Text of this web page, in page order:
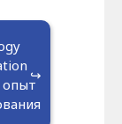
опыт